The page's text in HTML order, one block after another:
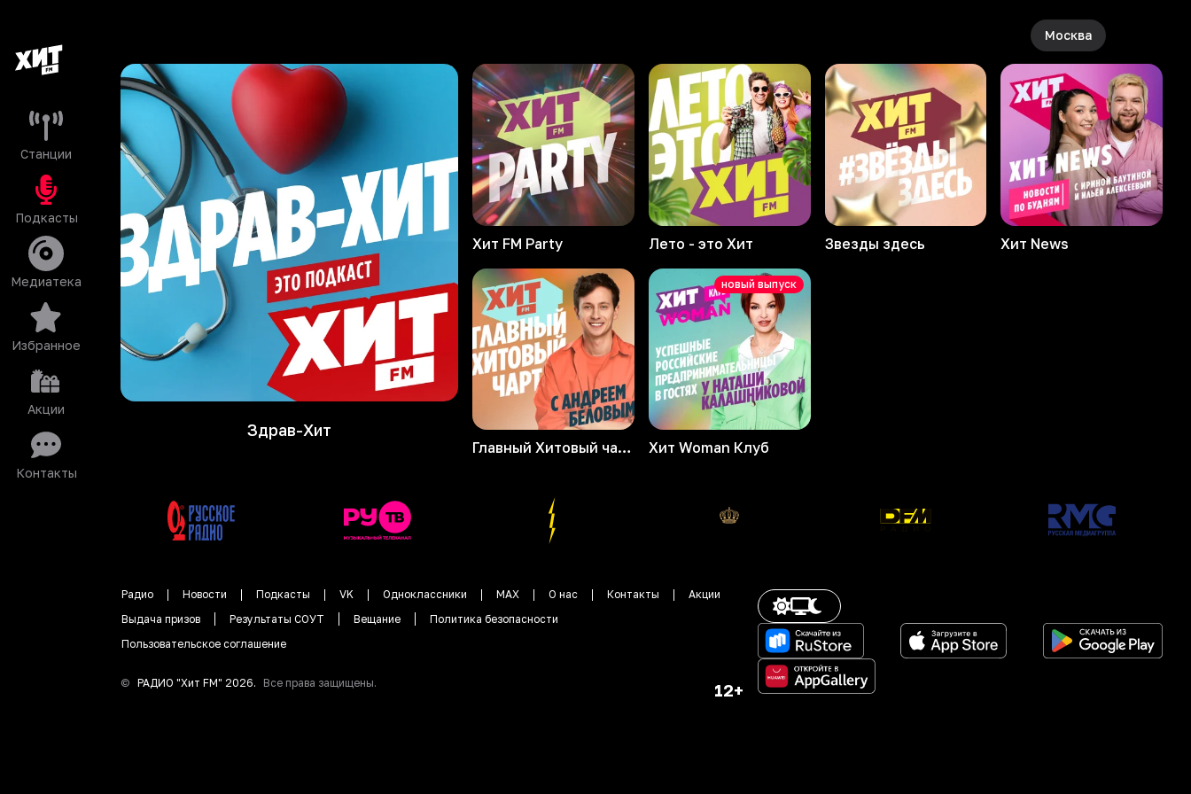
Станции
Подкасты
Медиатека
Избранное
Акции
Контакты
Москва
Здрав-Хит
Хит FM Party Лето - это Хит Звезды здесь Хит News
Главный Хитовый чарт
новый выпуск
Хит Woman Клуб
Радио Новости Подкасты VK Одноклассники MAX О нас Контакты
Акции
Выдача призов
Результаты СОУТ Вещание
Политика безопасности
Пользовательское соглашение
© РАДИО "Хит FM" 2026. Все права защищены. 12+